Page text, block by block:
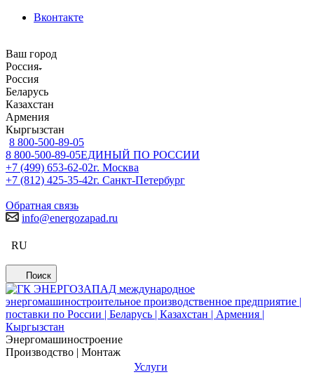
Вконтакте
Ваш город
Россия
Россия
Беларусь
Казахстан
Армения
Кыргызстан
8 800-500-89-05
8 800-500-89-05ЕДИНЫЙ ПО РОССИИ
+7 (499) 653-62-02г. Москва
+7 (812) 425-35-42г. Санкт-Петербург
Обратная связь
info@energozapad.ru
RU
Поиск
Энергомашиностроение
Производство | Монтаж
Услуги